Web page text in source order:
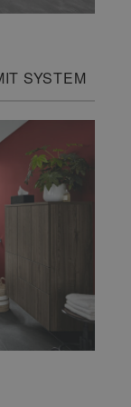
SYSTEM